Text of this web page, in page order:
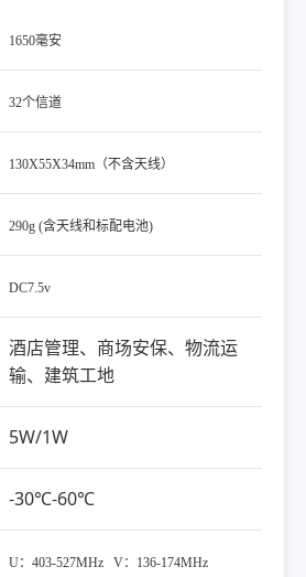
1650毫安
32个信道
130X55X34mm（不含天线）
290g (含天线和标配电池)
DC7.5v
酒店管理、商场安保、物流运
输、建筑工地
5W/1W
-30℃-60℃
U：403-527MHz V：136-174MHz